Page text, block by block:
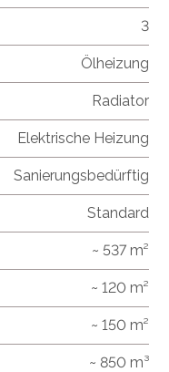
3
Ölheizung
Radiator
Elektrische Heizung
Sanierungsbedürftig
Standard
~ 537 m²
~ 120 m²
~ 150 m²
~ 850 m³